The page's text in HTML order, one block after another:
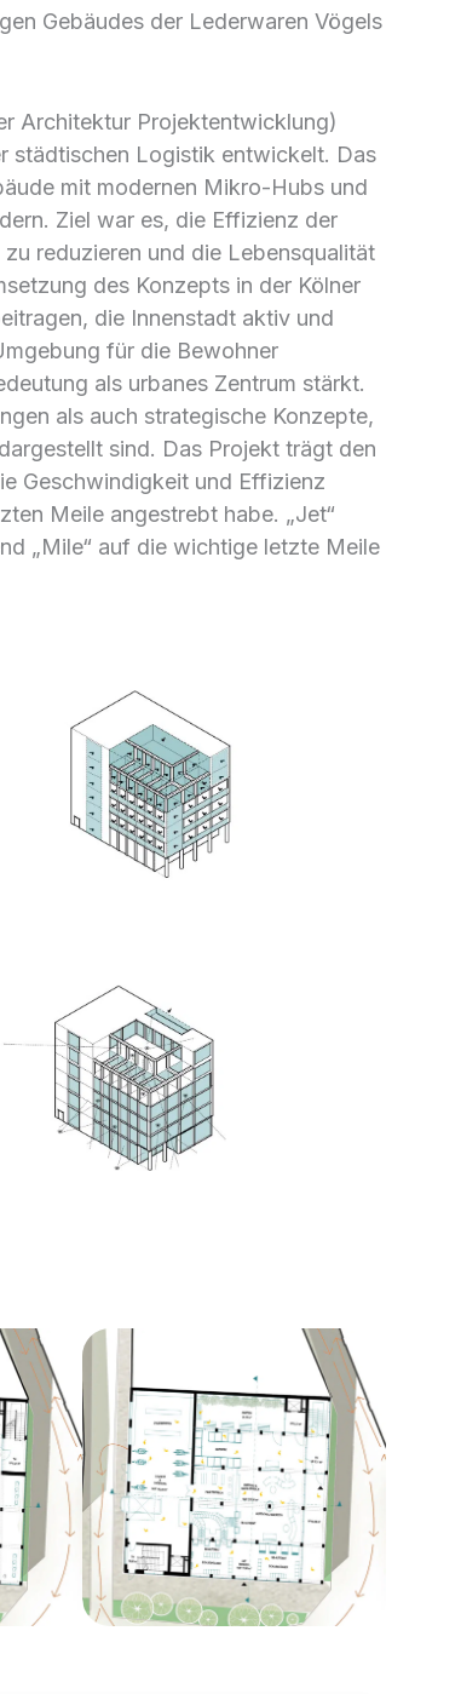
Gebäudes der Lederwaren Vögels
Architektur Projektentwicklung)
städtischen Logistik entwickelt. Das
mit modernen Mikro-Hubs und
Ziel war es, die Effizienz der
reduzieren und die Lebensqualität
des Konzepts in der Kölner
die Innenstadt aktiv und
für die Bewohner
als urbanes Zentrum stärkt.
als auch strategische Konzepte,
sind. Das Projekt trägt den
Geschwindigkeit und Effizienz
Meile angestrebt habe. „Jet“
„Mile“ auf die wichtige letzte Meile